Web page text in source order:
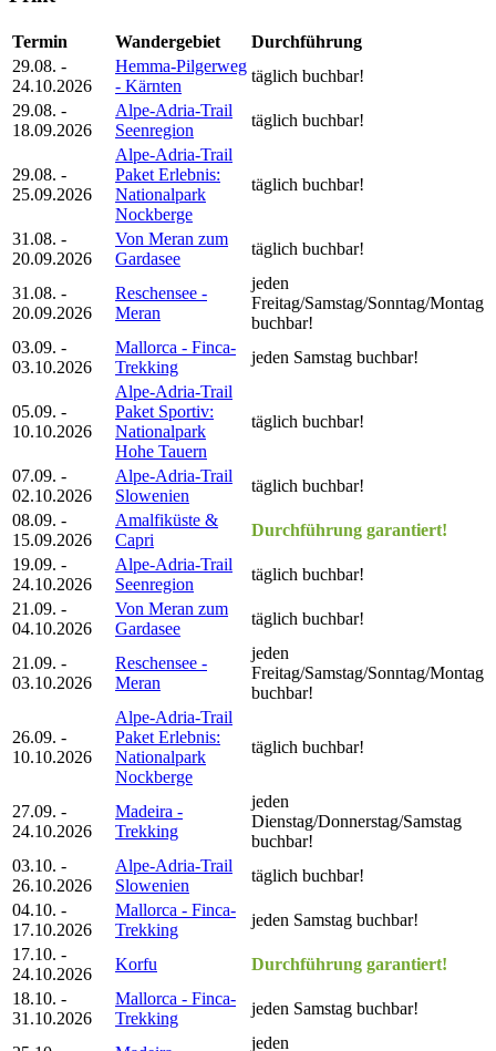
Termin Wandergebiet
Durchführung
29.08. -
24.10.2026
Hemma-Pilgerweg
- Kärnten
täglich buchbar!
29.08. -
18.09.2026
Alpe-Adria-Trail
Seenregion
täglich buchbar!
29.08. -
25.09.2026
Alpe-Adria-Trail
Paket Erlebnis:
Nationalpark
Nockberge
täglich buchbar!
31.08. -
20.09.2026
Von Meran zum
Gardasee
täglich buchbar!
31.08. -
20.09.2026
Reschensee -
Meran
jeden
Freitag/Samstag/Sonntag/Montag
buchbar!
03.09. -
03.10.2026
Mallorca - Finca-
Trekking
jeden Samstag buchbar!
05.09. -
10.10.2026
Alpe-Adria-Trail
Paket Sportiv:
Nationalpark
Hohe Tauern
täglich buchbar!
07.09. -
02.10.2026
Alpe-Adria-Trail
Slowenien
täglich buchbar!
08.09. -
15.09.2026
Amalfiküste &
Capri
Durchführung garantiert!
19.09. -
24.10.2026
Alpe-Adria-Trail
Seenregion
täglich buchbar!
21.09. -
04.10.2026
Von Meran zum
Gardasee
täglich buchbar!
21.09. -
03.10.2026
Reschensee -
Meran
jeden
Freitag/Samstag/Sonntag/Montag
buchbar!
26.09. -
10.10.2026
Alpe-Adria-Trail
Paket Erlebnis:
Nationalpark
Nockberge
täglich buchbar!
27.09. -
24.10.2026
Madeira -
Trekking
jeden
Dienstag/Donnerstag/Samstag
buchbar!
03.10. -
26.10.2026
Alpe-Adria-Trail
Slowenien
täglich buchbar!
04.10. -
17.10.2026
Mallorca - Finca-
Trekking
jeden Samstag buchbar!
17.10. -
24.10.2026
Korfu
Durchführung garantiert!
18.10. -
31.10.2026
Mallorca - Finca-
Trekking
jeden Samstag buchbar!
jeden